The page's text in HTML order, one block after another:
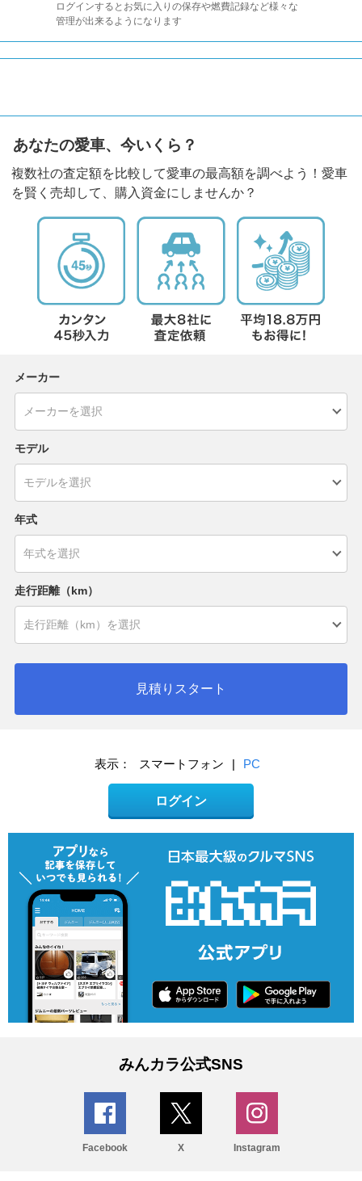
ログインするとお気に入りの保存や燃費記録など様々な
管理が出来るようになります
あなたの愛車、今いくら？
複数社の査定額を比較して愛車の最高額を調べよう！愛車
を賢く売却して、購入資金にしませんか？
メーカー
モデル
年式
走行距離（km）
見積りスタート
表示： スマートフォン | PC
ログイン
みんカラ公式SNS
Facebook X Instagram